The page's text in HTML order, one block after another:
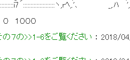
ヽ,rﾍ,.'､ _,.ﾊ
１０００
７の>>1-6をご覧ください ：2018/